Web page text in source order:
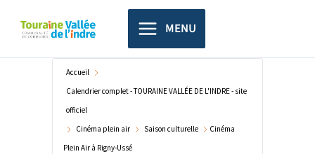
principal
MENU
Accueil
Calendrier complet - TOURAINE VALLÉE DE L'INDRE - site
officiel
Cinéma plein air
Saison culturelle
Cinéma
Plein Air à Rigny-Ussé